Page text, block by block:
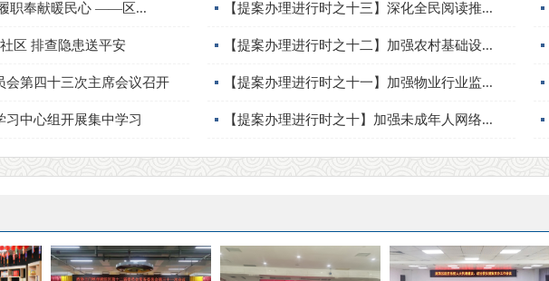
职奉献暖民心 ——区...
区 排查隐患送平安
会第四十三次主席会议召开
习中心组开展集中学习
【提案办理进行时之十三】深化全民阅读推...
【提案办理进行时之十二】加强农村基础设...
【提案办理进行时之十一】加强物业行业监...
【提案办理进行时之十】加强未成年人网络...